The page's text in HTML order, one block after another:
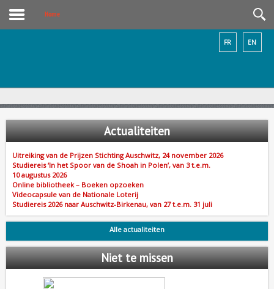
Home
EN
FR
Actualiteiten
Uitreiking van de Prijzen Stichting Auschwitz, 24 november 2026
Studiereis ‘In het Spoor van de Shoah in Polen’, van 3 t.e.m.
10 augustus 2026
Online bibliotheek – Boeken opzoeken
Videocapsule van de Nationale Loterij
Studiereis 2026 naar Auschwitz-Birkenau, van 27 t.e.m. 31 juli
Alle actualiteiten
Niette missen